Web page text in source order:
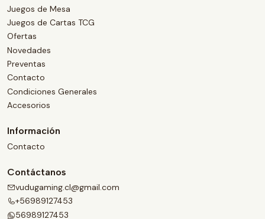
Juegos de Mesa
Juegos de Cartas TCG
Ofertas
Novedades
Preventas
Contacto
Condiciones Generales
Accesorios
Información
Contacto
Contáctanos
vudugaming.cl@gmail.com
+56989127453
56989127453